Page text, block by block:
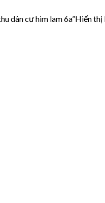
dân cư him lam 6a”Hiển thị